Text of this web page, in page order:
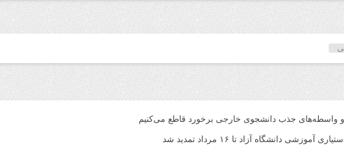
و واسطه‌های جذب دانشجوی خارجی برخورد قاطع می‌کنیم
دانشگاه آزاد تا ۱۶ مرداد تمدید شد